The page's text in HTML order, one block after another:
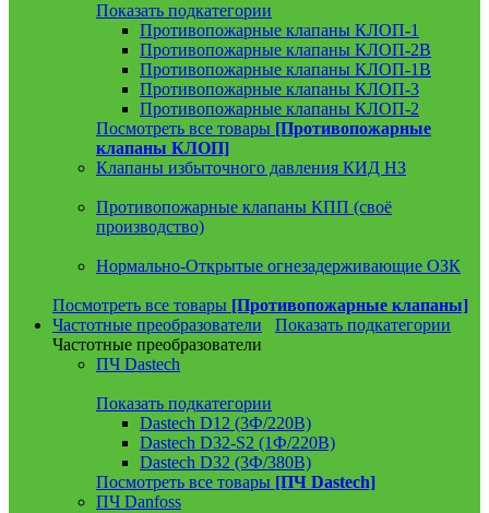
Показать подкатегории
Противопожарные клапаны КЛОП-1
Противопожарные клапаны КЛОП-2В
Противопожарные клапаны КЛОП-1В
Противопожарные клапаны КЛОП-3
Противопожарные клапаны КЛОП-2
Посмотреть все товары [Противопожарные
клапаны КЛОП]
Клапаны избыточного давления КИД НЗ
Противопожарные клапаны КПП (своё
производство)
Нормально-Открытые огнезадерживающие ОЗК
Посмотреть все товары [Противопожарные клапаны]
Частотные преобразователи
Показать подкатегории
Частотные преобразователи
ПЧ Dastech
Показать подкатегории
Dastech D12 (3Ф/220В)
Dastech D32-S2 (1Ф/220В)
Dastech D32 (3Ф/380В)
Посмотреть все товары [ПЧ Dastech]
ПЧ Danfoss